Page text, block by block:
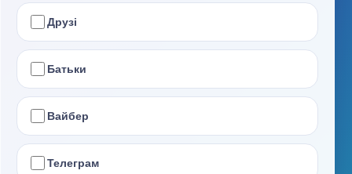
Друзі
Батьки
Вайбер
Телеграм